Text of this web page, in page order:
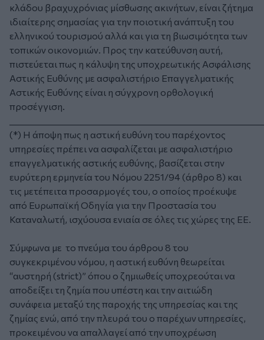
κλάδου βραχυχρόνιας μίσθωσης ακινήτων, είναι ζήτημα
ιδιαίτερης σημασίας για την ποιοτική ανάπτυξη του
ελληνικού τουρισμού αλλά και για τη βιωσιμότητα των
τοπικών οικονομιών. Προς την κατεύθυνση αυτή,
πιστεύεται πως η κάλυψη της υποχρεωτικής Ασφάλισης
Αστικής Ευθύνης με ασφαλιστήριο Επαγγελματικής
Αστικής Ευθύνης είναι η σύγχρονη ορθολογική
προσέγγιση.
(*) Η άποψη πως η αστική ευθύνη του παρέχοντος
υπηρεσίες πρέπει να ασφαλίζεται με ασφαλιστήριο
επαγγελματικής αστικής ευθύνης, βασίζεται στην
ευρύτερη ερμηνεία του Νόμου 2251/94 (άρθρο 8) και
τις μετέπειτα προσαρμογές του, ο οποίος προέκυψε
από Ευρωπαϊκή Οδηγία για την Προστασία του
Καταναλωτή, ισχύουσα ενιαία σε όλες τις χώρες της ΕΕ.
Σύμφωνα με το πνεύμα του άρθρου 8 του
συγκεκριμένου νόμου, η αστική ευθύνη θεωρείται
“αυστηρή (strict)” όπου ο ζημιωθείς υποχρεούται να
αποδείξει τη ζημία που υπέστη και την αιτιώδη
συνάφεια μεταξύ της παροχής της υπηρεσίας και της
ζημίας ενώ, από την πλευρά του ο παρέχων υπηρεσίες,
προκειμένου να απαλλαγεί από την υποχρέωση